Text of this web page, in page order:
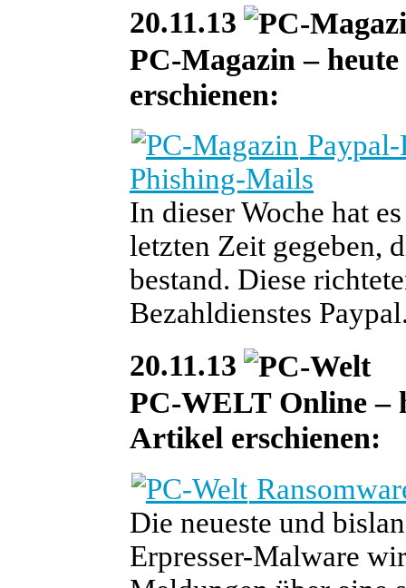
20.11.13
PC-Magazin –
erschienen:
Phishing-Mails
In dieser Woche hat
letzten Zeit gegeben,
bestand. Diese
Bezahldienstes
20.11.13
PC-WELT Online –
Artikel erschienen:
Die neueste und
Erpresser-Malware